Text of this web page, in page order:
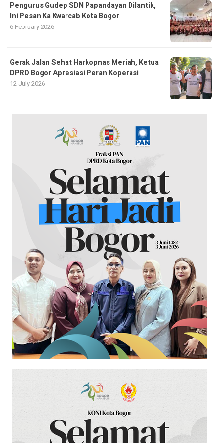
Pengurus Gudep SDN Papandayan Dilantik,
Ini Pesan Ka Kwarcab Kota Bogor
6 February 2026
Gerak Jalan Sehat Harkopnas Meriah, Ketua
DPRD Bogor Apresiasi Peran Koperasi
12 July 2026